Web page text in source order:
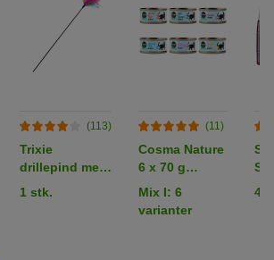
(113)
Trixie
drillepind med
fjer
1 stk.
(11)
Cosma Nature
6 x 70 g
kattemad i
dåse
Mix I: 6
varianter
4